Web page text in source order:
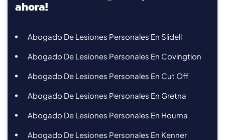
ahora!
Abogado De Lesiones Personales En Slidell
Abogado De Lesiones Personales En Covingtion
Abogado De Lesiones Personales En Cut Off
Abogado De Lesiones Personales En Gretna
Abogado De Lesiones Personales En Houma
Abogado De Lesiones Personales En Kenner